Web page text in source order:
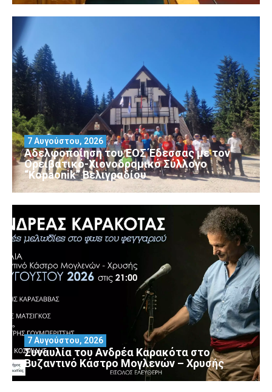
Αδελφοποίηση του ΕΟΣ Έδεσσας με τον
Ορειβατικό-Χιονοδρομικό Σύλλογο
“Kopaonik” Βελιγραδίου
7 Αυγούστου, 2026
Συναυλία του Ανδρέα Καρακότα στο
Βυζαντινό Κάστρο Μογλενών – Χρυσής
7 Αυγούστου, 2026